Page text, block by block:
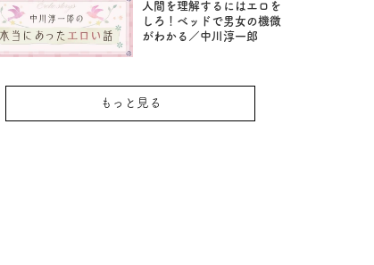
人間を理解するにはエロを
しろ！ベッドで男女の機微
がわかる／中川淳一郎
もっと見る